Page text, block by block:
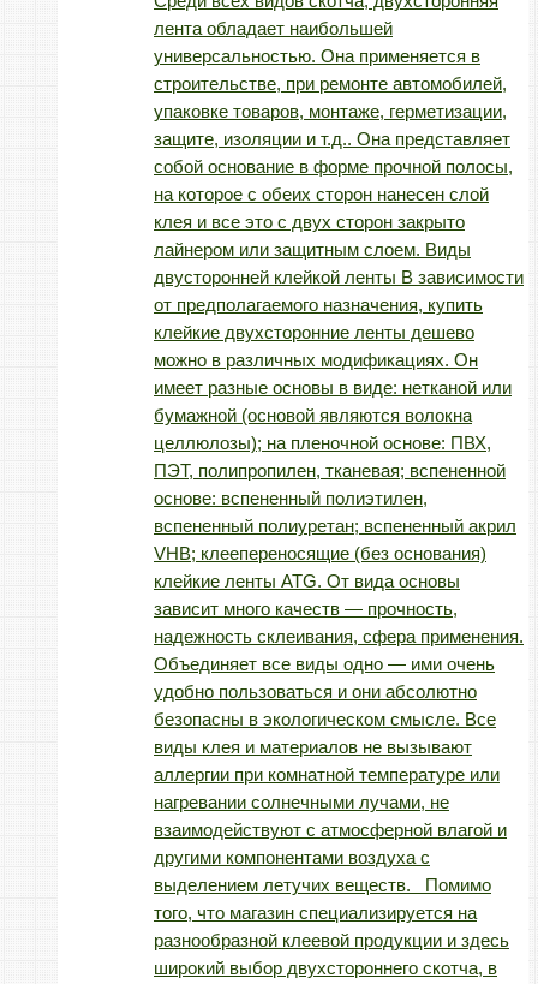
лента обладает наибольшей
универсальностью. Она применяется в
строительстве, при ремонте автомобилей,
упаковке товаров, монтаже, герметизации,
защите, изоляции и т.д.. Она представляет
собой основание в форме прочной полосы,
на которое с обеих сторон нанесен слой
клея и все это с двух сторон закрыто
лайнером или защитным слоем. Виды
двусторонней клейкой ленты В зависимости
от предполагаемого назначения, купить
клейкие двухсторонние ленты дешево
можно в различных модификациях. Он
имеет разные основы в виде: нетканой или
бумажной (основой являются волокна
целлюлозы); на пленочной основе: ПВХ,
ПЭТ, полипропилен, тканевая; вспененной
основе: вспененный полиэтилен,
вспененный полиуретан; вспененный акрил
VHB; клеепереносящие (без основания)
клейкие ленты ATG. От вида основы
зависит много качеств — прочность,
надежность склеивания, сфера применения.
Объединяет все виды одно — ими очень
удобно пользоваться и они абсолютно
безопасны в экологическом смысле. Все
виды клея и материалов не вызывают
аллергии при комнатной температуре или
нагревании солнечными лучами, не
взаимодействуют с атмосферной влагой и
другими компонентами воздуха с
выделением летучих веществ. Помимо
того, что магазин специализируется на
разнообразной клеевой продукции и здесь
широкий выбор двухстороннего скотча, в